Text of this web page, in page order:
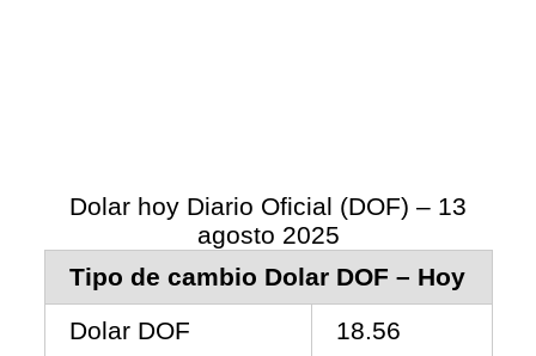
Dolar hoy Diario Oficial (DOF) – 13
agosto 2025
Tipo de cambio Dolar DOF – Hoy
Dolar DOF
18.56